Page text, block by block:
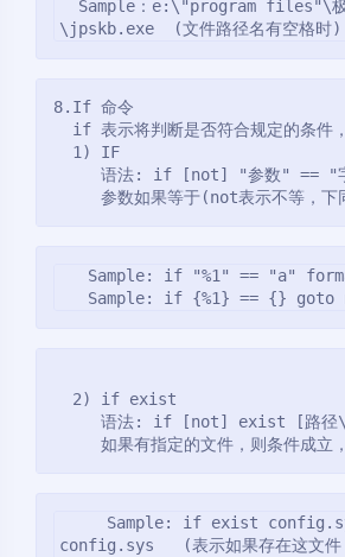
\jpskb.exe  (文件路径名有空格时)
8.If 命令
if 表示将判断是否符合规定的条件
  1) IF
语法: if [not] "参数" == "
参数如果等于(not表示不等，下
Sample: if "%1" == "a"
Sample: if {%1} == {} goto
  2) if exist
语法: if [not] exist [路径
如果有指定的文件，则条件成立
config.sys   (表示如果存在这文件